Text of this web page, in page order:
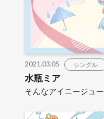
2021.03.05 シングル
水瓶ミア
そんなアイニージュー